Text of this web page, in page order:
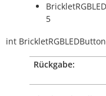
5
int
Rückgabe: